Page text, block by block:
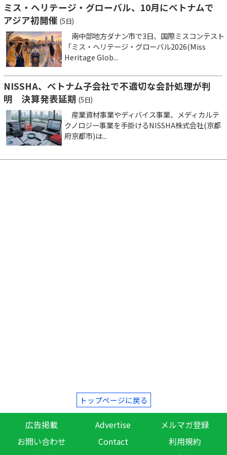
ミス・ヘリテージ・グローバル、10月にベトナムで
アジア初開催 (5日)
南中部地方ダナン市で3日、国際ミスコンテスト
「ミス・ヘリテージ・グローバル2026(Miss
Heritage Glob...
NISSHA、ベトナム子会社で不適切な会計処理が判
明 決算発表延期 (5日)
産業資材事業やディバイス事業、メディカルテ
クノロジー事業を手掛けるNISSHA株式会社(京都
府京都市)は...
トップページに戻る
広告掲載 Advertise
メルマガ登録
お問い合わせ
Contact
利用規約